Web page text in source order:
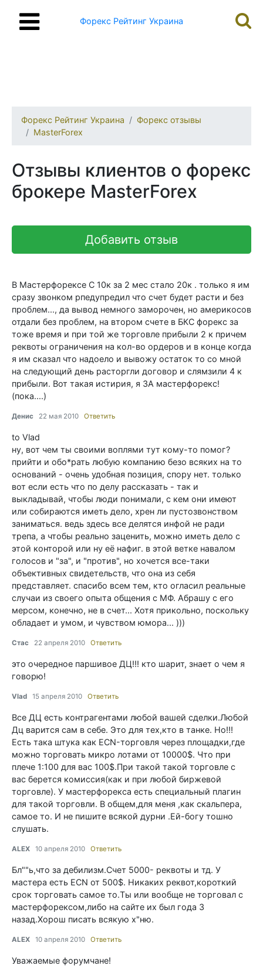
Форекс Рейтинг Украина
Форекс Рейтинг Украина
Форекс отзывы
MasterForex
Отзывы клиентов о форекс
брокере MasterForex
Добавить отзыв
В Мастерфорексе С 10к за 2 мес стало 20к . только я им
сразу звонком рпедупредил что счет будет расти и без
проблем..., да вывод немного заморочен, но америкосов
отдали без проблем, на втором счете в БКС форекс за
тоже время и при той же торговле прибыли 2 к причем
реквоты ограничения на кол-во ордеров и в конце когда
я им сказал что надоело и вывожу остаток то со мной
на следующий день расторгли договор и слямзили 4 к
прибыли. Вот такая истирия, я ЗА мастерфорекс!
(пока....)
Денис 22 мая 2010 Ответить
to Vlad
ну, вот чем ты своими воплями тут кому-то помог?
прийти и обо*рать любую компанию безо всяких на то
оснований - очень удобная позиция, спору нет. только
вот если есть что по делу рассказать - так и
выкладывай, чтобы люди понимали, с кем они имеют
или собираются иметь дело, хрен ли пустозвонством
заниматься. ведь здесь все делятся инфой не ради
трепа, а чтобы реально заценить, можно иметь дело с
этой конторой или ну её нафиг. в этой ветке навалом
голосов и "за", и "против", но хочется все-таки
объективных свидетельств, что она из себя
представляет. спасибо всем тем, кто огласил реальные
случаи из своего опыта общения с МФ. Абрашу с его
мерсом, конечно, не в счет... Хотя прикольно, поскольку
обладает и умом, и чувством юмора... )))
Стас 22 апреля 2010 Ответить
это очередное паршивое ДЦ!!! кто шарит, знает о чем я
говорю!
Vlad 15 апреля 2010 Ответить
Все ДЦ есть контрагентами любой вашей сделки.Любой
Дц варится сам в себе. Это для тех,кто в танке. Но!!!
Есть така штука как ECN-торговля через площадки,где
можно торговать микро лотами от 10000$. Что при
плече 1:100 для вас 100$.При такой такой торговле с
вас берется комиссия(как и при любой биржевой
торговле). У мастерфорекса есть специальный плагин
для такой торговли. В общем,для меня ,как скальпера,
самое то. И не пишите всякой дурни .Ей-богу тошно
слушать.
ALEX 10 апреля 2010 Ответить
Бл""ь,что за дебилизм.Счет 5000- реквоты и тд. У
мастера есть ECN от 500$. Никаких реквот,короткий
срок торговать самое то.Ты или вообще не торговал с
мастерфорексом,либо на сайте их был года 3
назад.Хорош писать всякую х"ню.
ALEX 10 апреля 2010 Ответить
Уважаемые форумчане!